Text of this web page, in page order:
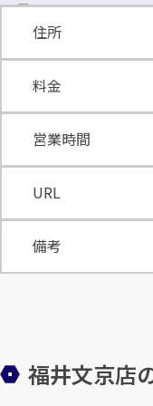
住所
料金
営業時間
URL
備考
福井文京店